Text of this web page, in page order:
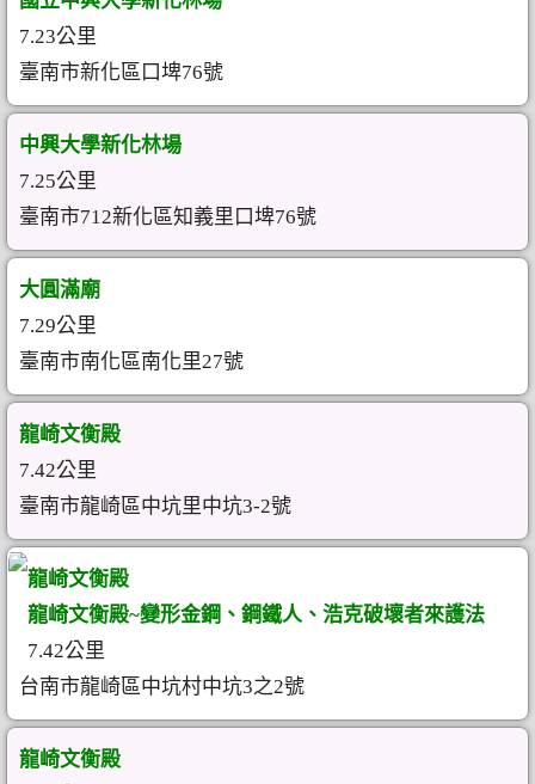
7.23公里
臺南市新化區口埤76號
中興大學新化林場
7.25公里
臺南市712新化區知義里口埤76號
大圓滿廟
7.29公里
臺南市南化區南化里27號
龍崎文衡殿
7.42公里
臺南市龍崎區中坑里中坑3-2號
龍崎文衡殿
龍崎文衡殿~變形金鋼、鋼鐵人、浩克破壞者來護法
7.42公里
台南市龍崎區中坑村中坑3之2號
龍崎文衡殿